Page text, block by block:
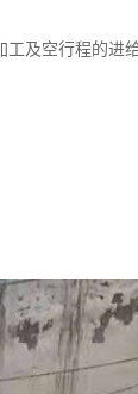
及空行程的进给